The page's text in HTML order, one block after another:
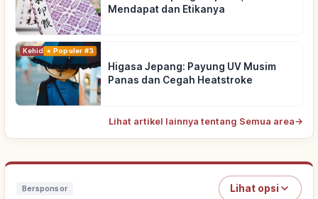
Mendapat dan Etikanya
KehidupanPopuler #3
Higasa Jepang: Payung UV Musim
Panas dan Cegah Heatstroke
Lihat artikel lainnya tentang Semua area→
Bersponsor Lihat opsi